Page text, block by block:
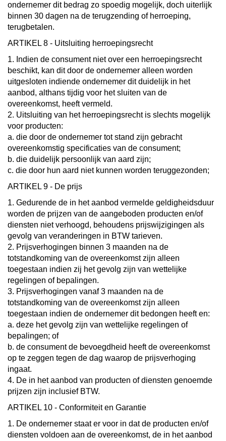
ondernemer dit bedrag zo spoedig mogelijk, doch uiterlijk
binnen 30 dagen na de terugzending of herroeping,
terugbetalen.
ARTIKEL 8 - Uitsluiting herroepingsrecht
1. Indien de consument niet over een herroepingsrecht
beschikt, kan dit door de ondernemer alleen worden
uitgesloten indiende ondernemer dit duidelijk in het
aanbod, althans tijdig voor het sluiten van de
overeenkomst, heeft vermeld.
2. Uitsluiting van het herroepingsrecht is slechts mogelijk
voor producten:
a. die door de ondernemer tot stand zijn gebracht
overeenkomstig specificaties van de consument;
b. die duidelijk persoonlijk van aard zijn;
c. die door hun aard niet kunnen worden teruggezonden;
ARTIKEL 9 - De prijs
1. Gedurende de in het aanbod vermelde geldigheidsduur
worden de prijzen van de aangeboden producten en/of
diensten niet verhoogd, behoudens prijswijzigingen als
gevolg van veranderingen in BTW tarieven.
2. Prijsverhogingen binnen 3 maanden na de
totstandkoming van de overeenkomst zijn alleen
toegestaan indien zij het gevolg zijn van wettelijke
regelingen of bepalingen.
3. Prijsverhogingen vanaf 3 maanden na de
totstandkoming van de overeenkomst zijn alleen
toegestaan indien de ondernemer dit bedongen heeft en:
a. deze het gevolg zijn van wettelijke regelingen of
bepalingen; of
b. de consument de bevoegdheid heeft de overeenkomst
op te zeggen tegen de dag waarop de prijsverhoging
ingaat.
4. De in het aanbod van producten of diensten genoemde
prijzen zijn inclusief BTW.
ARTIKEL 10 - Conformiteit en Garantie
1. De ondernemer staat er voor in dat de producten en/of
diensten voldoen aan de overeenkomst, de in het aanbod